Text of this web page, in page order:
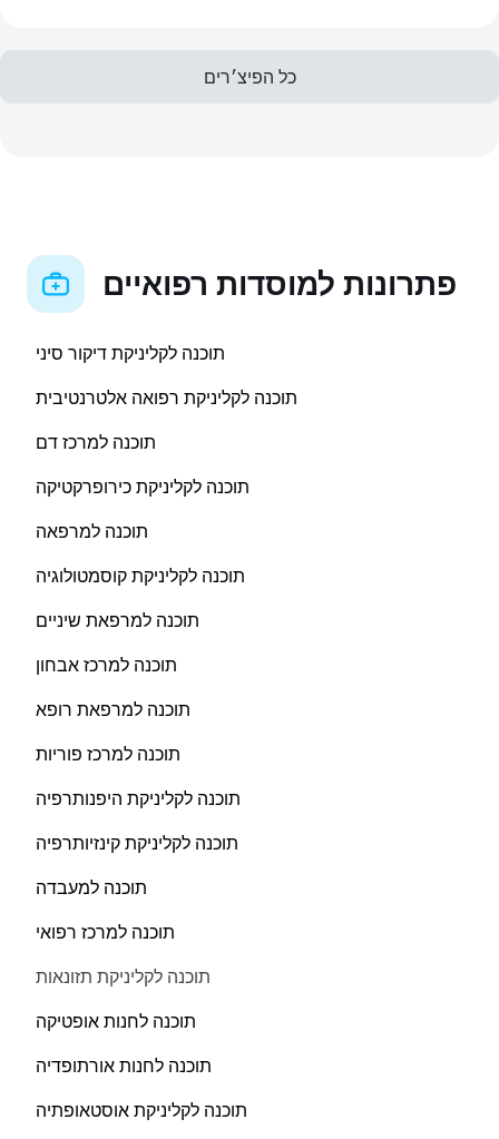
כל הפיצ׳רים
פתרונות למוסדות רפואיים
תוכנה לקליניקת דיקור סיני
תוכנה לקליניקת רפואה אלטרנטיבית
תוכנה למרכז דם
תוכנה לקליניקת כירופרקטיקה
תוכנה למרפאה
תוכנה לקליניקת קוסמטולוגיה
תוכנה למרפאת שיניים
תוכנה למרכז אבחון
תוכנה למרפאת רופא
תוכנה למרכז פוריות
תוכנה לקליניקת היפנותרפיה
תוכנה לקליניקת קינזיותרפיה
תוכנה למעבדה
תוכנה למרכז רפואי
תוכנה לקליניקת תזונאות
תוכנה לחנות אופטיקה
תוכנה לחנות אורתופדיה
תוכנה לקליניקת אוסטאופתיה